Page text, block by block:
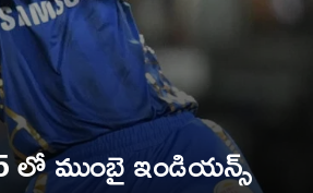
లో ముంబై ఇండియన్స్